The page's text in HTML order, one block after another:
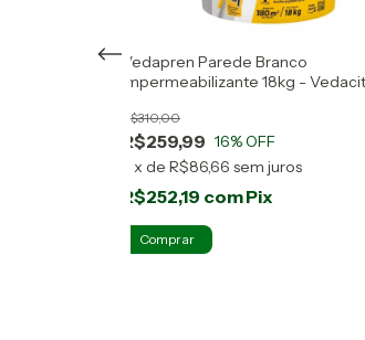
Vedapren Parede Branco
Impermeabilizante 18kg - Vedacit
R$259,99
R$310,00
16% OFF
x de R$86,66 sem juros
R$252,19 comPix